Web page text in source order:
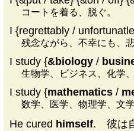
コートを着る、脱ぐ。
I {regrettably /
残念ながら、不幸にも、
I study {&biology /
生物学、ビジネス、化学
I study {mathematics /
数学、医学、物理学、文
He cured himself. 彼は